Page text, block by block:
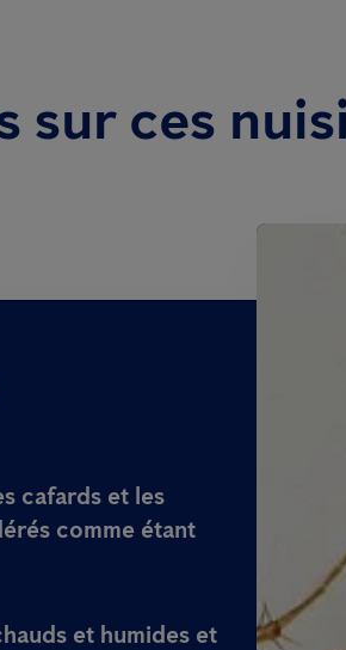
sur ces
cafards et les
comme étant
et humides et